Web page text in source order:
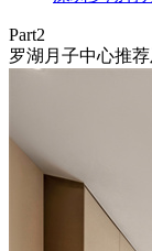
Part2
罗湖月子中心推